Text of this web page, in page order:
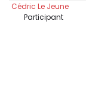
Cédric Le Jeune
Participant